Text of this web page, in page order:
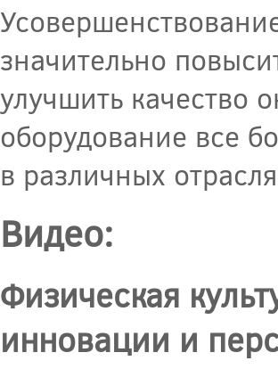
значительно
улучшить качество
оборудование все
в различных
Видео:
Физическая
инновации и